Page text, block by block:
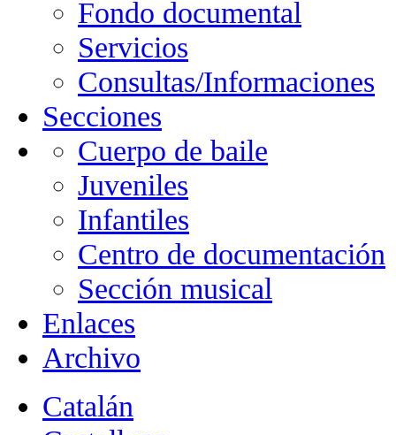
Fondo documental
Servicios
Consultas/Informaciones
Secciones
Cuerpo de baile
Juveniles
Infantiles
Centro de documentación
Sección musical
Enlaces
Archivo
Catalán